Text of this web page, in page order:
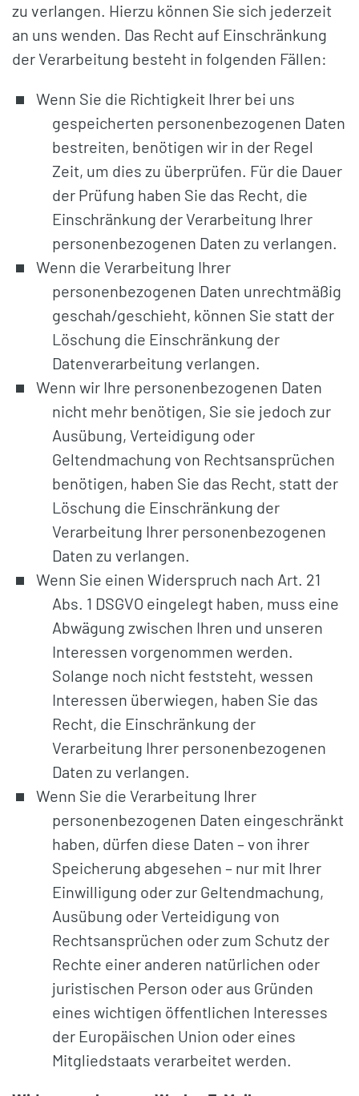
zu verlangen. Hierzu können Sie sich jederzeit
an uns wenden. Das Recht auf Einschränkung
der Verarbeitung besteht in folgenden Fällen:
Wenn Sie die Richtigkeit Ihrer bei uns
gespeicherten personenbezogenen Daten
bestreiten, benötigen wir in der Regel
Zeit, um dies zu überprüfen. Für die Dauer
der Prüfung haben Sie das Recht, die
Einschränkung der Verarbeitung Ihrer
personenbezogenen Daten zu verlangen.
Wenn die Verarbeitung Ihrer
personenbezogenen Daten unrechtmäßig
geschah/geschieht, können Sie statt der
Löschung die Einschränkung der
Datenverarbeitung verlangen.
Wenn wir Ihre personenbezogenen Daten
nicht mehr benötigen, Sie sie jedoch zur
Ausübung, Verteidigung oder
Geltendmachung von Rechtsansprüchen
benötigen, haben Sie das Recht, statt der
Löschung die Einschränkung der
Verarbeitung Ihrer personenbezogenen
Daten zu verlangen.
Wenn Sie einen Widerspruch nach Art. 21
Abs. 1 DSGVO eingelegt haben, muss eine
Abwägung zwischen Ihren und unseren
Interessen vorgenommen werden.
Solange noch nicht feststeht, wessen
Interessen überwiegen, haben Sie das
Recht, die Einschränkung der
Verarbeitung Ihrer personenbezogenen
Daten zu verlangen.
Wenn Sie die Verarbeitung Ihrer
personenbezogenen Daten eingeschränkt
haben, dürfen diese Daten – von ihrer
Speicherung abgesehen – nur mit Ihrer
Einwilligung oder zur Geltendmachung,
Ausübung oder Verteidigung von
Rechtsansprüchen oder zum Schutz der
Rechte einer anderen natürlichen oder
juristischen Person oder aus Gründen
eines wichtigen öffentlichen Interesses
der Europäischen Union oder eines
Mitgliedstaats verarbeitet werden.